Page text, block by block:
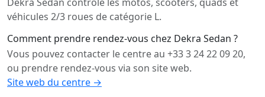
véhicules 2/3 roues de catégorie L.
Comment prendre rendez-vous chez Dekra Sedan ?
Vous pouvez contacter le centre au +33 3 24 22 09 20,
ou prendre rendez-vous via son site web.
Site web du centre →